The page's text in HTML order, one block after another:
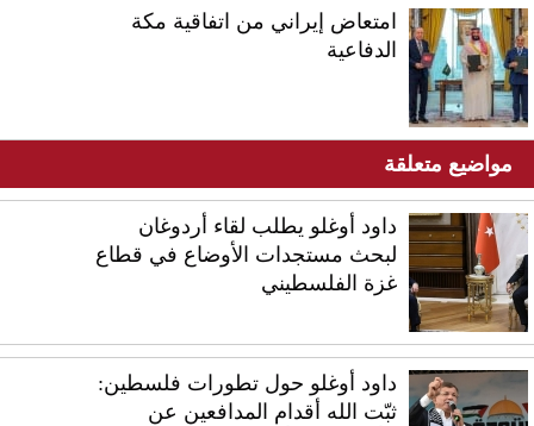
امتعاض إيراني من اتفاقية مكة
الدفاعية
مواضيع متعلقة
داود أوغلو يطلب لقاء أردوغان
لبحث مستجدات الأوضاع في قطاع
غزة الفلسطيني
داود أوغلو حول تطورات فلسطين:
ثبّت الله أقدام المدافعين عن